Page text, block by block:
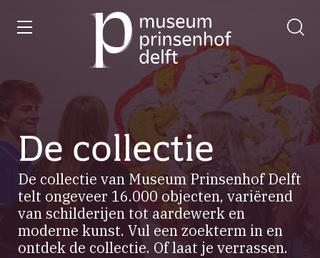
Ga
naar
homepage
De collectie
De collectie van Museum Prinsenhof Delft
telt ongeveer 16.000 objecten, variërend
van schilderijen tot aardewerk en
moderne kunst. Vul een zoekterm in en
ontdek de collectie. Of laat je verrassen.